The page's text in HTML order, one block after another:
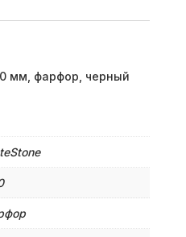
мм, фарфор, черный